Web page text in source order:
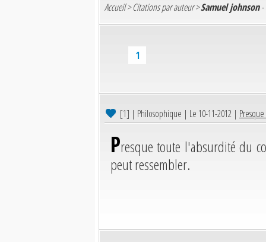
Accueil>Citations par auteur>Samuel johnson-
1
[1] | Philosophique | Le 10-11-2012 |
Presque toute l'absurdité du
peut ressembler.